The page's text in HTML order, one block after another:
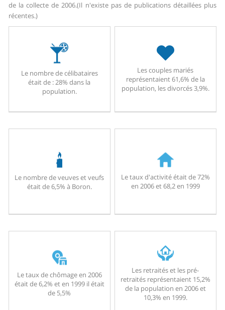
de la collecte de 2006.(Il n'existe pas de publications détaillées plus
récentes.)
Le nombre de célibataires
était de : 28% dans la
population.
Les couples mariés
représentaient 61,6% de la
population, les divorcés 3,9%.
Le nombre de veuves et veufs
était de 6,5% à Boron.
Le taux d'activité était de 72%
en 2006 et 68,2 en 1999
Le taux de chômage en 2006
était de 6,2% et en 1999 il était
de 5,5%
Les retraités et les pré-
retraités représentaient 15,2%
de la population en 2006 et
10,3% en 1999.